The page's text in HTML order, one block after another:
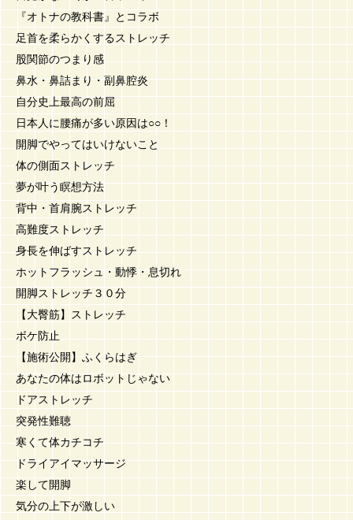
『オトナの教科書』とコラボ
足首を柔らかくするストレッチ
股関節のつまり感
鼻水・鼻詰まり・副鼻腔炎
自分史上最高の前屈
日本人に腰痛が多い原因は○○！
開脚でやってはいけないこと
体の側面ストレッチ
夢が叶う瞑想方法
背中・首肩腕ストレッチ
高難度ストレッチ
身長を伸ばすストレッチ
ホットフラッシュ・動悸・息切れ
開脚ストレッチ３０分
【大臀筋】ストレッチ
ボケ防止
【施術公開】ふくらはぎ
あなたの体はロボットじゃない
ドアストレッチ
突発性難聴
寒くて体カチコチ
ドライアイマッサージ
楽して開脚
気分の上下が激しい